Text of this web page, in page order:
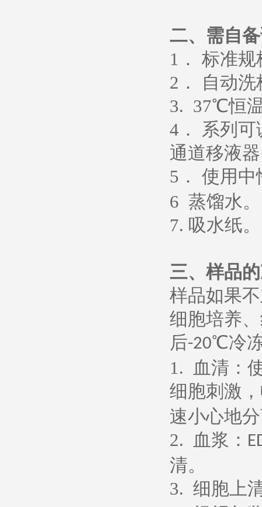
二、需自
1 ． 标准
2 ． 自动
3. 37℃恒
4 ． 系列
通道移液
5 ． 使用中
6 蒸馏水。
7. 吸水纸。
三、样品
样品如果
细胞培养
后-20℃冷
1.
血清：
细胞刺激
速小心地
2.
血浆：
清。
3. 细胞上